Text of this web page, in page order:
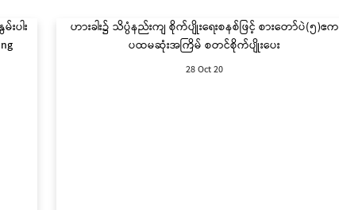
ပါး
ဟားခါး၌ သိပ္ပံနည်းကျ စိုက်ပျိုးရေးစနစ်ဖြင့် စားတော်ပဲ(၅)ဧက
ပထမဆုံးအကြိမ် စတင်စိုက်ပျိုးပေး
28 Oct 20